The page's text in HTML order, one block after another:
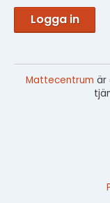
Logga in
Mattecentrum är